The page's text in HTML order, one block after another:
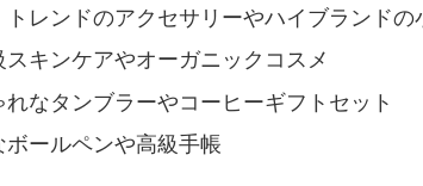
レンドのアクセサリーやハイブランドの
キンケアやオーガニックコスメ
なタンブラーやコーヒーギフトセット
ールペンや高級手帳